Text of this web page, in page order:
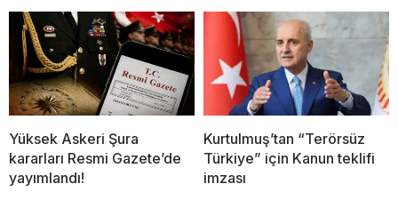
Yüksek Askeri Şura
kararları Resmi Gazete’de
yayımlandı!
Kurtulmuş’tan “Terörsüz
Türkiye” için Kanun teklifi
imzası